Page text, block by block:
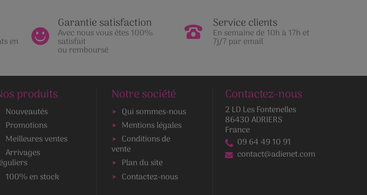
en
Garantie satisfaction
Avec nous vous êtes 100%
satisfait
ou remboursé
Service clients
En semaine de 10h à 17h et
7j/7 par email
produits
Nouveautés
Promotions
Meilleures ventes
Arrivages
100% en stock
Notre société
Qui sommes-nous
Mentions légales
Conditions de
vente
Plan du site
Contactez-nous
Contactez-nous
2 LD Les Fontenelles
86430 ADRIERS
France
09 64 49 10 91
contact@adienet.com